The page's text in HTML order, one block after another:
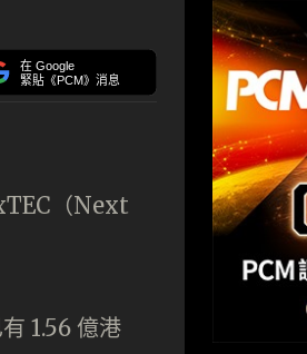
在 Google
緊貼《PCM》消息
（Next
1.56 億港